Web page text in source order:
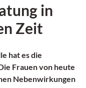
in
Zeit
hat es die
Frauen von heute
Nebenwirkungen